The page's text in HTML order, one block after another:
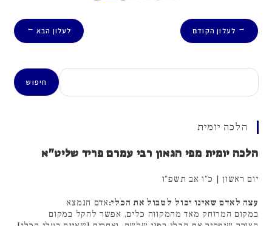
← לעלון הקודם לעלון הבא →
חיפוש
חיפוש
הלכה יומית
הלכה יומית מפי הגאון רבי עמרם פריד שליט"א
יום ראשון | כ"ו אב תשפ"ו
עצה לאדם שאינו יכול לטבול את הכלי:אדם הנמצא
במקום המרוחק מאד מהמקווה כלים, אפשר להקל במקום